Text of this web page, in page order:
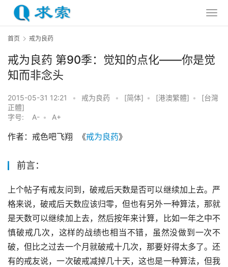
首页 戒为良药
戒为良药 第90季：觉知的点化——你是觉
知而非念头
2015-05-31 12:21 • 戒为良药 • [简体] • [港澳繁體] •
[台灣
正體]
字号:
A- • A+
作者：戒色吧飞翔  《戒为良药》
前言：
上个帖子有戒友问到，破戒后天数是否可以继续加上去。严
格来说，破戒后天数应该归零，但也有另外一种算法，那就
是天数可以继续加上去，然后按年来计算，比如一年之中不
慎破戒几次，这样的战绩也相当不错，虽然没做到一次不
破，但比之过去一个月就破戒十几次，那要好得太多了。还
有的戒友说，一次破戒减掉几十天，这也是一种算法，但我